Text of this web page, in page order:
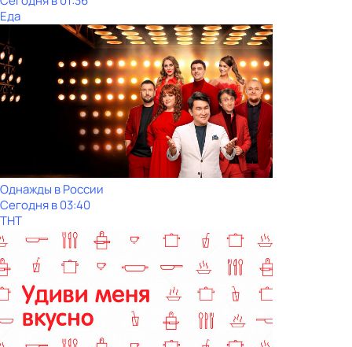
Еда
Однажды в России
Сегодня в 03:40
ТНТ